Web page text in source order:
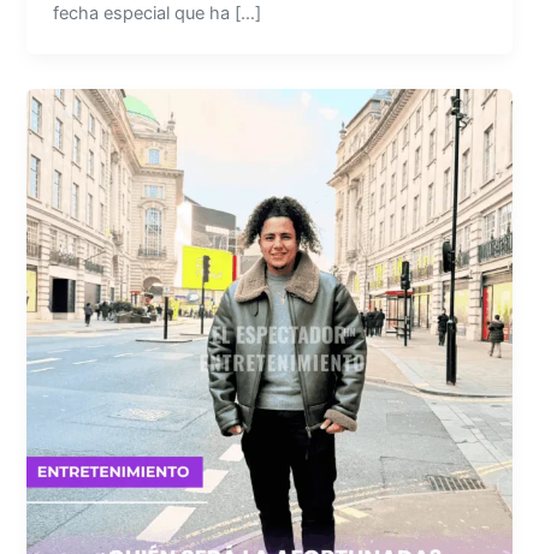
fecha especial que ha […]